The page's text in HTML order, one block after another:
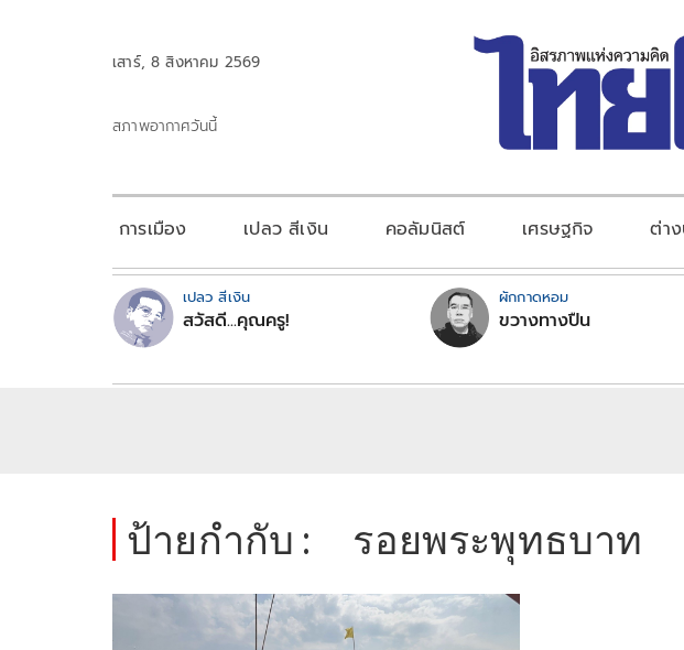
เสาร์, 8 สิงหาคม 2569
สภาพอากาศวันนี้
การเมือง เปลว สีเงิน คอลัมนิสต์ เศรษฐกิจ ต่าง
เปลว สีเงิน
สวัสดี...คุณครู!
ผักกาดหอม
ขวางทางปืน
ป้ายกำกับ : รอยพระพุทธบาท